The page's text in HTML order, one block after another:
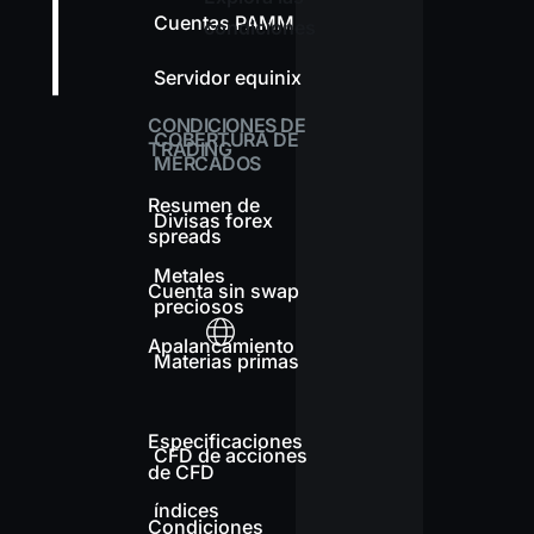
condiciones
CONDICIONES DE
TRADING
Resumen de
spreads
Cuenta sin swap
Apalancamiento
Especificaciones
de CFD
Condiciones
Cuentas PAMM
Servidor equinix
COBERTURA DE
MERCADOS
Divisas forex
Metales
preciosos
Materias primas
CFD de acciones
índices